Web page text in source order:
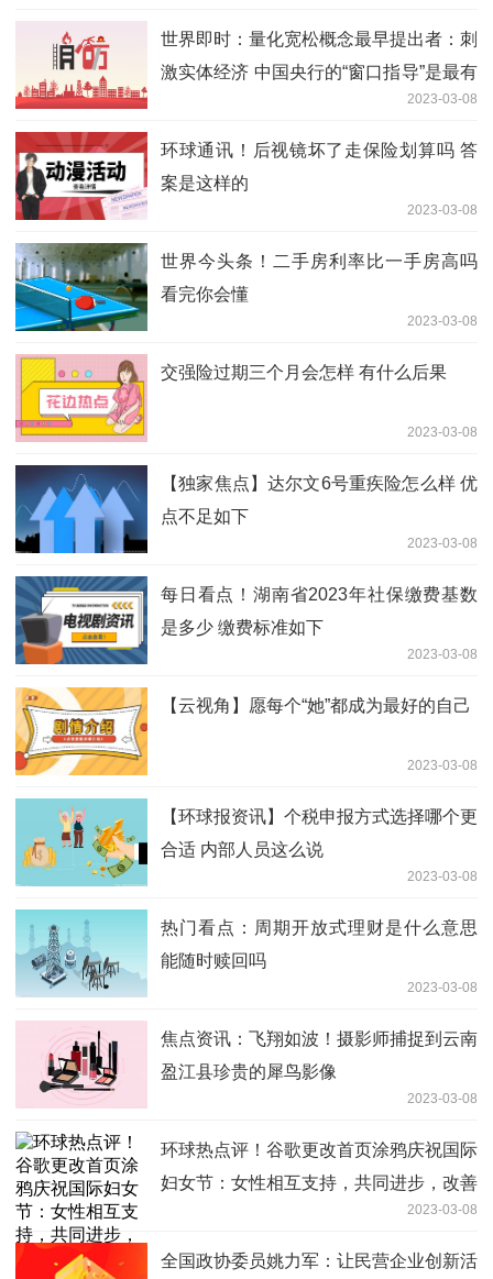
世界即时：量化宽松概念最早提出者：刺
激实体经济 中国央行的“窗口指导”是最有
2023-03-08
环球通讯！后视镜坏了走保险划算吗 答
案是这样的
2023-03-08
世界今头条！二手房利率比一手房高吗
看完你会懂
2023-03-08
交强险过期三个月会怎样 有什么后果
2023-03-08
【独家焦点】达尔文6号重疾险怎么样 优
点不足如下
2023-03-08
每日看点！湖南省2023年社保缴费基数
是多少 缴费标准如下
2023-03-08
【云视角】愿每个“她”都成为最好的自己
2023-03-08
【环球报资讯】个税申报方式选择哪个更
合适 内部人员这么说
2023-03-08
热门看点：周期开放式理财是什么意思
能随时赎回吗
2023-03-08
焦点资讯：飞翔如波！摄影师捕捉到云南
盈江县珍贵的犀鸟影像
2023-03-08
环球热点评！谷歌更改首页涂鸦庆祝国际
妇女节：女性相互支持，共同进步，改善
2023-03-08
全国政协委员姚力军：让民营企业创新活